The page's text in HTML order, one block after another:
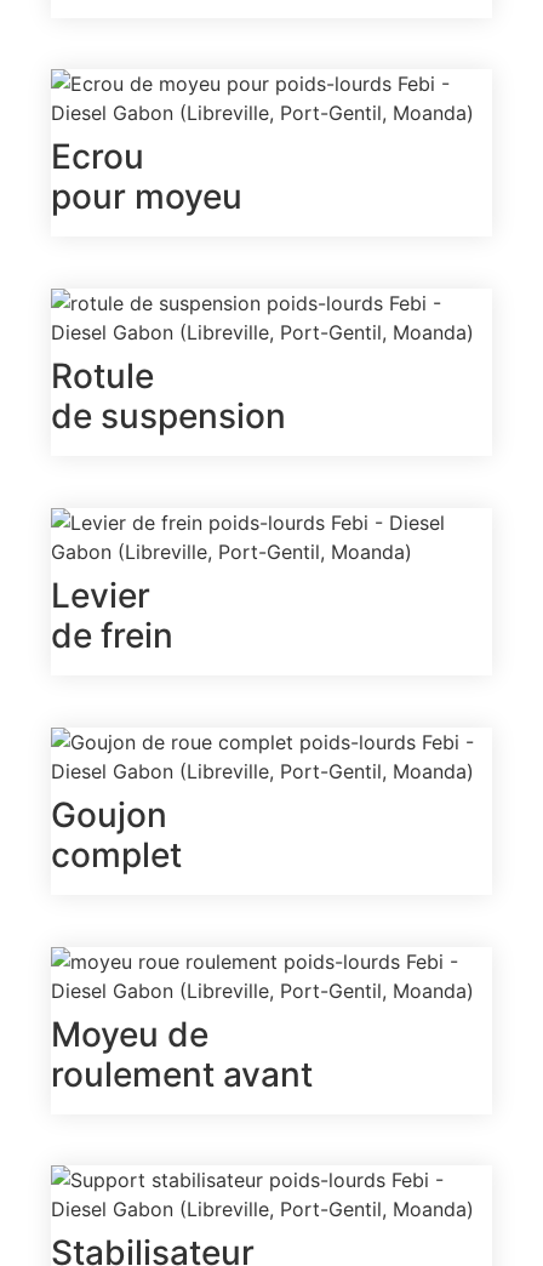
Ecrou
pour moyeu
Rotule
de suspension
Levier
de frein
Goujon
complet
Moyeu de
roulement avant
Stabilisateur